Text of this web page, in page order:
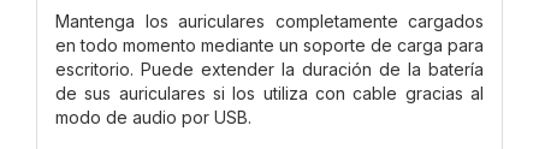
Mantenga los auriculares completamente cargados
en todo momento mediante un soporte de carga para
escritorio. Puede extender la duración de la batería
de sus auriculares si los utiliza con cable gracias al
modo de audio por USB.